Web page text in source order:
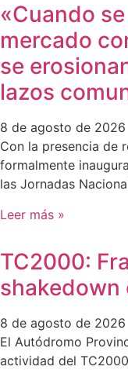
«Cuando
mercado
se
lazos
8 de agosto de 2026
Con la presencia de
formalmente
las Jornadas
Leer más »
TC2000:
shakedown
8 de agosto de 2026
El Autódromo
actividad del